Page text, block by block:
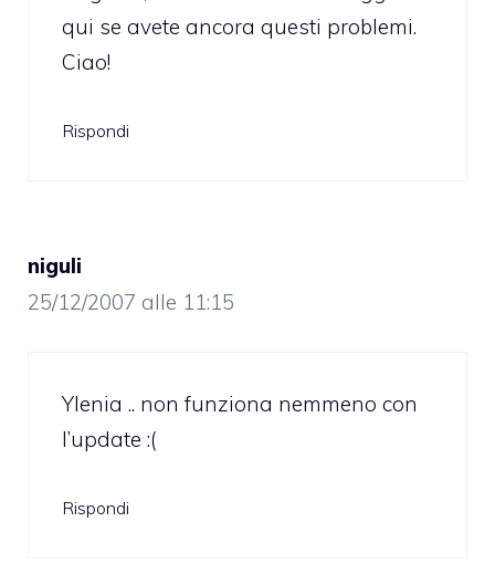
qui se avete ancora questi problemi.
Ciao!
Rispondi
niguli
25/12/2007 alle 11:15
Ylenia .. non funziona nemmeno con
l’update :(
Rispondi